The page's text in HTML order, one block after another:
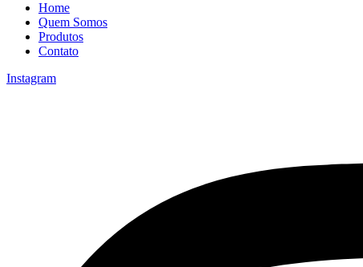
Home
Quem Somos
Produtos
Contato
Instagram